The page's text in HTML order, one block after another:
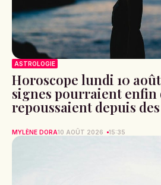
ASTROLOGIE
Horoscope lundi 10 août
signes pourraient enfin
repoussaient depuis
MYLÈNE DORA10 AOÛT 2026 15:35